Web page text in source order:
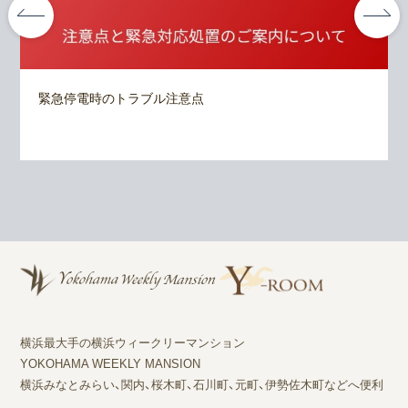
緊急停電時のトラブル注意点
横浜最大手の横浜ウィークリーマンション
YOKOHAMA WEEKLY MANSION
横浜みなとみらい、関内、桜木町、石川町、元町、伊勢佐木町などへ便利